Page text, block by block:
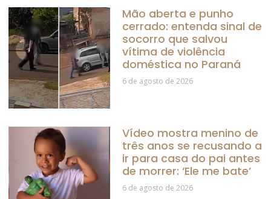
Mão aberta e punho
cerrado: entenda sinal de
socorro que salvou
vítima de violência
doméstica no Paraná
6 de agosto de 2026
Vídeo mostra menino de
três anos se recusando a
ir para casa do pai antes
de morrer: ‘Ele me bate’
6 de agosto de 2026